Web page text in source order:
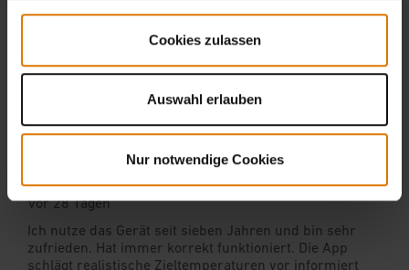
Cookies zulassen
Auswahl erlauben
Nur notwendige Cookies